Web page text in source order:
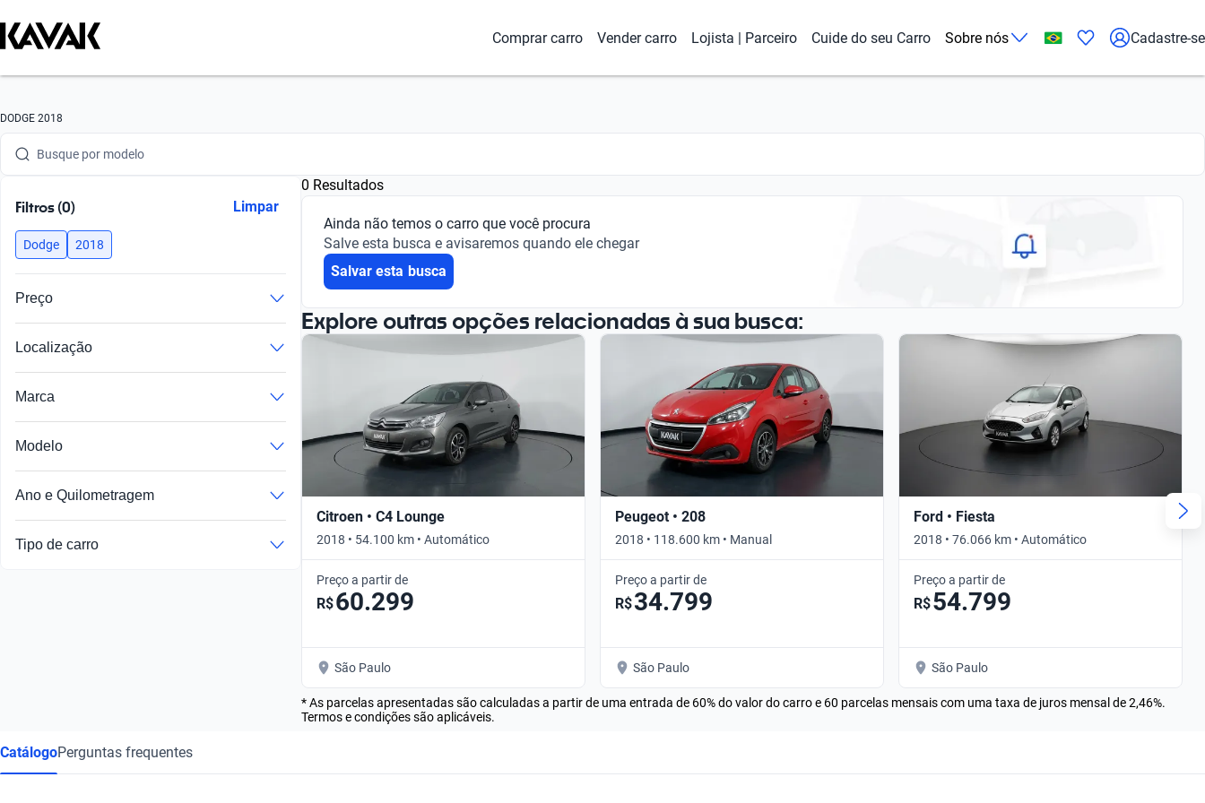
Comprar carro Vender carro Lojista | Parceiro Cuide do seu Carro Sobre nós Cadastre-se
DODGE 2018Busque por marca
Busque por modelo
Busque por ano
Busque por marca
Busque por versão
Busque por ano
Filtros (0) Limpar
Dodge 2018
Preço
Localização
Marca
Modelo
Ano e Quilometragem
Tipo de carro
0 Resultados
Ainda não temos o carro que você procura
Salve esta busca e avisaremos quando ele chegar
Salvar esta busca
Explore outras opções relacionadas à sua busca:
Citroen • C4 Lounge
2018 • 54.100 km • Automático
Preço a partir de
R$60.299
São Paulo
Peugeot • 208
2018 • 118.600 km • Manual
Preço a partir de
R$34.799
São Paulo
Ford • Fiesta
2018 • 76.066 km • Automático
Preço a partir de
R$54.799
São Paulo
* As parcelas apresentadas são calculadas a partir de uma entrada de 60% do valor do carro e 60 parcelas mensais com uma taxa de juros mensal de 2,46%.
Termos e condições são aplicáveis.
CatálogoPerguntas frequentes